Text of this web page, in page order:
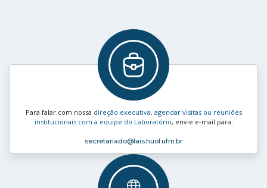
Para falar com nossa direção executiva, agendar visitas ou reuniões
institucionais com a equipe do Laboratório, envie e‑mail para:
secretariado@lais.huol.ufrn.br